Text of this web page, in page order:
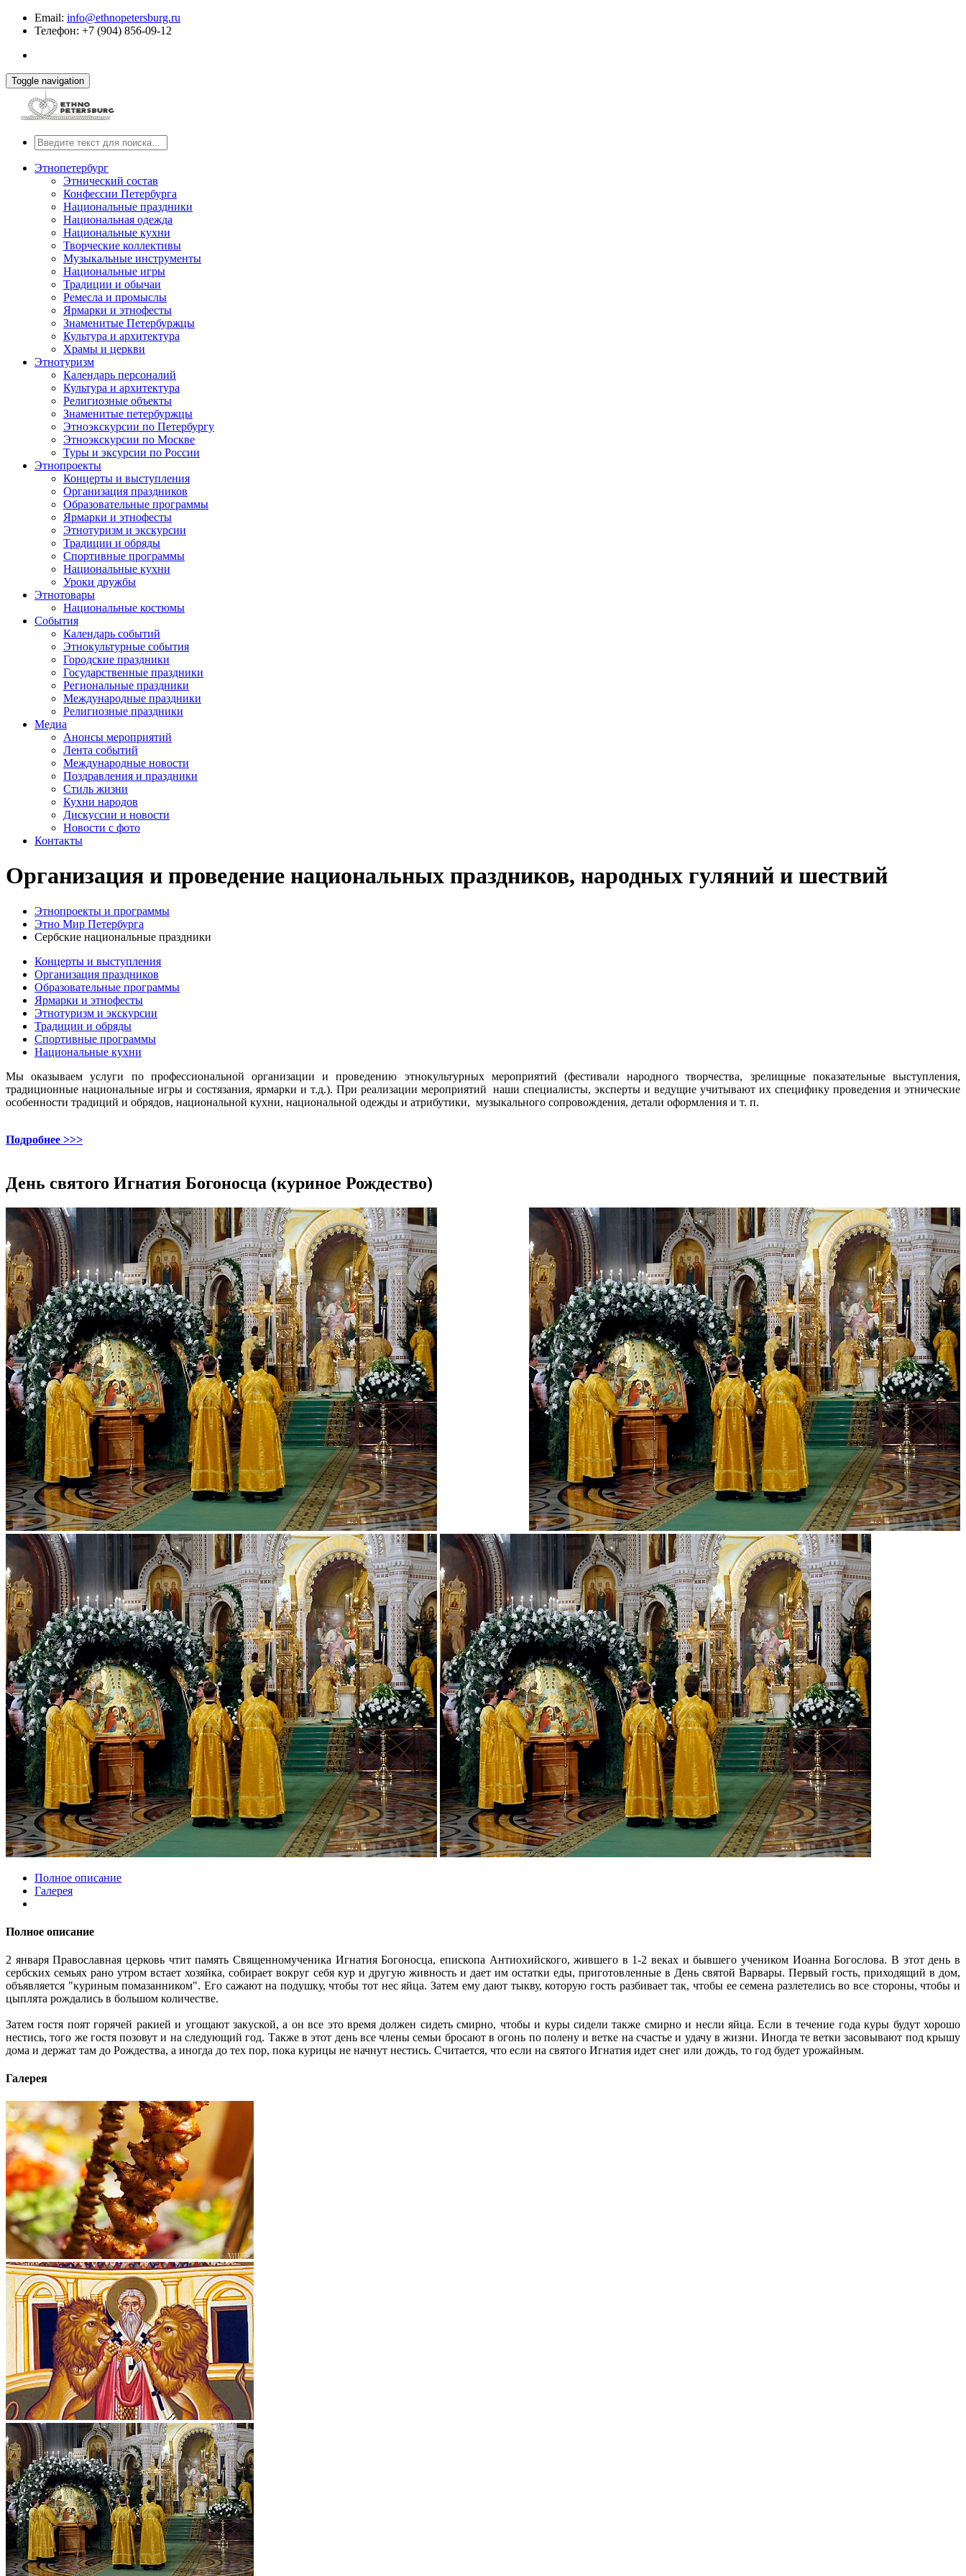
Email: info@ethnopetersburg.ru
Телефон: +7 (904) 856-09-12
Toggle navigation
Этнопетербург
Этнический состав
Конфессии Петербурга
Национальные праздники
Национальная одежда
Национальные кухни
Творческие коллективы
Музыкальные инструменты
Национальные игры
Традиции и обычаи
Ремесла и промыслы
Ярмарки и этнофесты
Знаменитые Петербуржцы
Культура и архитектура
Храмы и церкви
Этнотуризм
Календарь персоналий
Культура и архитектура
Религиозные объекты
Знаменитые петербуржцы
Этноэкскурсии по Петербургу
Этноэкскурсии по Москве
Туры и эксурсии по России
Этнопроекты
Концерты и выступления
Организация праздников
Образовательные программы
Ярмарки и этнофесты
Этнотуризм и экскурсии
Традиции и обряды
Спортивные программы
Национальные кухни
Уроки дружбы
Этнотовары
Национальные костюмы
События
Календарь событий
Этнокультурные события
Городские праздники
Государственные праздники
Региональные праздники
Международные праздники
Религиозные праздники
Медиа
Анонсы мероприятий
Лента событий
Международные новости
Поздравления и праздники
Cтиль жизни
Кухни народов
Дискуссии и новости
Новости с фото
Контакты
Организация и проведение национальных праздников, народных гуляний и шествий
Этнопроекты и программы
Этно Мир Петербурга
Сербские национальные праздники
Концерты и выступления
Организация праздников
Образовательные программы
Ярмарки и этнофесты
Этнотуризм и экскурсии
Традиции и обряды
Спортивные программы
Национальные кухни
Мы оказываем услуги по профессиональной организации и проведению этнокультурных мероприятий (фестивали народного творчества, зрелищные показательные выступления,
традиционные национальные игры и состязания, ярмарки и т.д.). При реализации мероприятий наши специалисты, эксперты и ведущие учитывают их специфику проведения и этнические
особенности традиций и обрядов, национальной кухни, национальной одежды и атрибутики, музыкального сопровождения, детали оформления и т. п.
Подробнее >>>
День святого Игнатия Богоносца (куриное Рождество)
Полное описание
Галерея
Полное описание
2 января Православная церковь чтит память Священномученика Игнатия Богоносца, епископа Антиохийского, жившего в 1-2 веках и бывшего учеником Иоанна Богослова. В этот день в
сербских семьях рано утром встает хозяйка, собирает вокруг себя кур и другую живность и дает им остатки еды, приготовленные в День святой Варвары. Первый гость, приходящий в дом,
объявляется "куриным помазанником". Его сажают на подушку, чтобы тот нес яйца. Затем ему дают тыкву, которую гость разбивает так, чтобы ее семена разлетелись во все стороны, чтобы и
цыплята рождались в большом количестве.
Затем гостя поят горячей ракией и угощают закуской, а он все это время должен сидеть смирно, чтобы и куры сидели также смирно и несли яйца. Если в течение года куры будут хорошо
нестись, того же гостя позовут и на следующий год. Также в этот день все члены семьи бросают в огонь по полену и ветке на счастье и удачу в жизни. Иногда те ветки засовывают под крышу
дома и держат там до Рождества, а иногда до тех пор, пока курицы не начнут нестись. Считается, что если на святого Игнатия идет снег или дождь, то год будет урожайным.
Галерея